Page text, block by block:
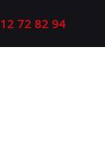
72 82 94